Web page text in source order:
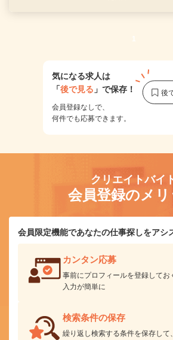
1
気になる求人は
「後で見る 」で保存！
会員登録なしで、
何件でも応募できます。
クリエイトバイ
会員登録のメリ
会員限定機能であなたの仕事探しをアシ
カンタン応募
事前にプロフィールを登録してお
入力が簡単に
検索条件の保存
繰り返し検索する条件を保存して